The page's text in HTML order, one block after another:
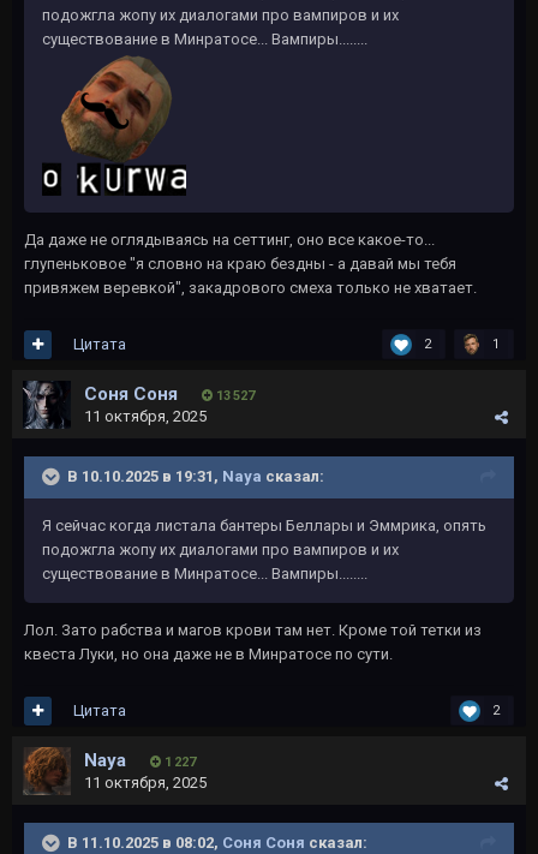
подожгла жопу их диалогами про вампиров и их
существование в Минратосе... Вампиры........
Да даже не оглядываясь на сеттинг, оно все какое-то...
глупеньковое "я словно на краю бездны - а давай мы тебя
привяжем веревкой", закадрового смеха только не хватает.
2 1
Цитата
Соня Соня 13 527
11 октября, 2025
В 10.10.2025 в 19:31, Naya сказал:
Я сейчас когда листала бантеры Беллары и Эммрика, опять
подожгла жопу их диалогами про вампиров и их
существование в Минратосе... Вампиры........
Лол. Зато рабства и магов крови там нет. Кроме той тетки из
квеста Луки, но она даже не в Минратосе по сути.
2
Цитата
Naya 1 227
11 октября, 2025
В 11.10.2025 в 08:02, Соня Соня сказал: